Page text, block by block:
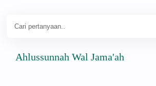
Wal Jama'ah